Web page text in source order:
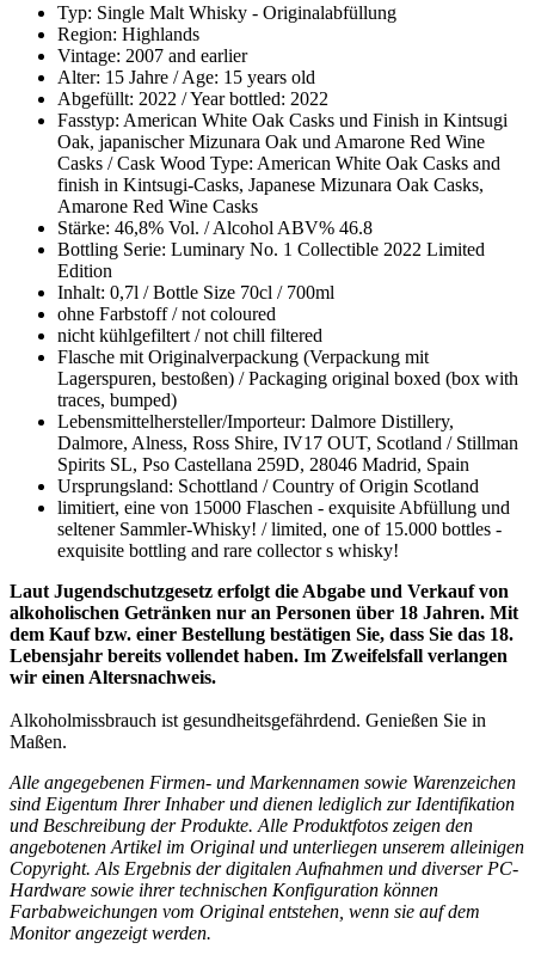
Typ: Single Malt Whisky - Originalabfüllung
Region: Highlands
Vintage: 2007 and earlier
Alter: 15 Jahre / Age: 15 years old
Abgefüllt: 2022 / Year bottled: 2022
Fasstyp: American White Oak Casks und Finish in Kintsugi
Oak, japanischer Mizunara Oak und Amarone Red Wine
Casks / Cask Wood Type: American White Oak Casks and
finish in Kintsugi-Casks, Japanese Mizunara Oak Casks,
Amarone Red Wine Casks
Stärke: 46,8% Vol. / Alcohol ABV% 46.8
Bottling Serie: Luminary No. 1 Collectible 2022 Limited
Edition
Inhalt: 0,7l / Bottle Size 70cl / 700ml
ohne Farbstoff / not coloured
nicht kühlgefiltert / not chill filtered
Flasche mit Originalverpackung (Verpackung mit
Lagerspuren, bestoßen) / Packaging original boxed (box with
traces, bumped)
Lebensmittelhersteller/Importeur: Dalmore Distillery,
Dalmore, Alness, Ross Shire, IV17 OUT, Scotland / Stillman
Spirits SL, Pso Castellana 259D, 28046 Madrid, Spain
Ursprungsland: Schottland / Country of Origin Scotland
limitiert, eine von 15000 Flaschen - exquisite Abfüllung und
seltener Sammler-Whisky! / limited, one of 15.000 bottles -
exquisite bottling and rare collector s whisky!
Laut Jugendschutzgesetz erfolgt die Abgabe und Verkauf von
alkoholischen Getränken nur an Personen über 18 Jahren. Mit
dem Kauf bzw. einer Bestellung bestätigen Sie, dass Sie das 18.
Lebensjahr bereits vollendet haben. Im Zweifelsfall verlangen
wir einen Altersnachweis.
Alkoholmissbrauch ist gesundheitsgefährdend. Genießen Sie in
Maßen.
Alle angegebenen Firmen- und Markennamen sowie Warenzeichen
sind Eigentum Ihrer Inhaber und dienen lediglich zur Identifikation
und Beschreibung der Produkte. Alle Produktfotos zeigen den
angebotenen Artikel im Original und unterliegen unserem alleinigen
Copyright. Als Ergebnis der digitalen Aufnahmen und diverser PC-
Hardware sowie ihrer technischen Konfiguration können
Farbabweichungen vom Original entstehen, wenn sie auf dem
Monitor angezeigt werden.